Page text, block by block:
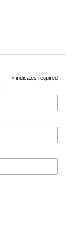
* indicates required